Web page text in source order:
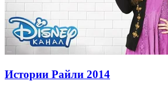
Истории Райли 2014